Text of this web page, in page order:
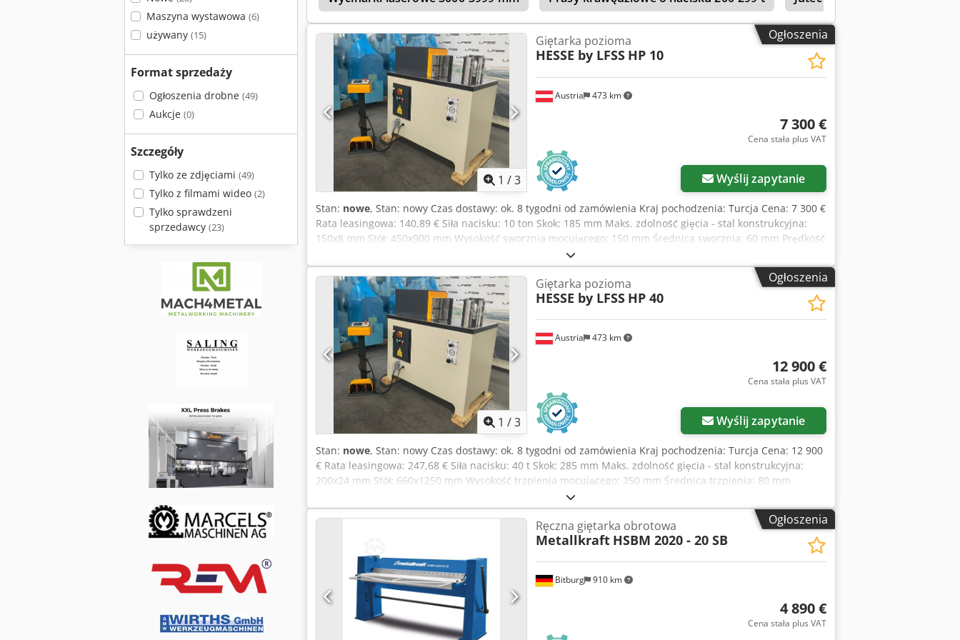
Maszyna wystawowa (6)
używany (15)
Format sprzedaży
Ogłoszenia drobne (49)
Aukcje (0)
Szczegóły
Tylko ze zdjęciami (49)
Tylko z filmami wideo (2)
Tylko sprawdzeni
sprzedawcy (23)
Ogłoszenia
1 /3
Austria 473 km
Giętarka pozioma
HESSE by LFSS HP 10
7 300 €
Cena stała plus VAT
Wyślij zapytanie
Stan: nowe, Stan: nowy Czas dostawy: ok. 8 tygodni od zamówienia Kraj pochodzenia: Turcja Cena: 7 300 €
Rata leasingowa: 140,89 € Siła nacisku: 10 ton Skok: 185 mm Maks. zdolność gięcia - stal konstrukcyjna:
150x8 mm Stół: 450x900 mm Wysokość sworznia mocującego: 150 mm Średnica sworznia: 60 mm Prędkość
robocza: 10 mm/s Prędkość powrotu: 10 mm/s Silnik: 1,1 kW Wysokość robocza: 915 mm Crodsynmzcjpfx
Akisf Długość: 900 mm Szerokość: 450 mm Wysokość: 1 130 mm Waga: 250 kg Regulacja skoku z
wyświetlaczem cyfrowym Tryb pracy manualny i automatyczny Sworznie mocujące i narzędzia hartowane i
szlifowane Narzędzie do gięcia krawędziowego Pedał nożny OPCJE: Narzędzia do cięcia, wykrawania lub
gięcia rur na zapytanie
Ogłoszenia
1 /3
Austria 473 km
Giętarka pozioma
HESSE by LFSS HP 40
12 900 €
Cena stała plus VAT
Wyślij zapytanie
Stan: nowe, Stan: nowy Czas dostawy: ok. 8 tygodni od zamówienia Kraj pochodzenia: Turcja Cena: 12 900
€ Rata leasingowa: 247,68 € Siła nacisku: 40 t Skok: 285 mm Maks. zdolność gięcia - stal konstrukcyjna:
200x24 mm Stół: 660x1250 mm Wysokość trzpienia mocującego: 250 mm Średnica trzpienia: 80 mm
Prędkość robocza: 10 mm/s Prędkość powrotna: 10 mm/s Silnik: 4 kW Wysokość robocza: 930 mm Długość:
1250 mm Szerokość: 650 mm Wysokość: 1250 mm Waga: 1100 kg Regulacja skoku z wyświetlaczem
cyfrowym Codpfswiq N Iex Akisrf Tryb pracy ręczny i automatyczny Trzpienie mocujące i narzędzia
hartowane i szlifowane Narzędzie do gięcia Pedał nożny OPCJE: Narzędzia tnące, wykrawające lub do
gięcia rur na zapytanie
Ogłoszenia
Bitburg 910 km
Ręczna giętarka obrotowa
Metallkraft HSBM 2020 - 20 SB
4 890 €
Cena stała plus VAT